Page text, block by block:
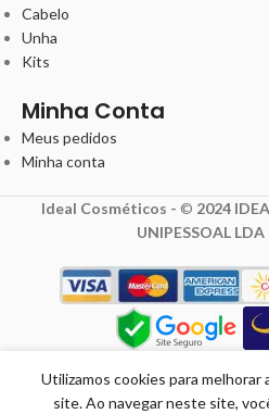
Cabelo
Unha
Kits
Minha Conta
Meus pedidos
Minha conta
Ideal Cosméticos - © 2024
UNIPESSOAL
Utilizamos cookies para melhorar
site. Ao navegar neste site,
Pente